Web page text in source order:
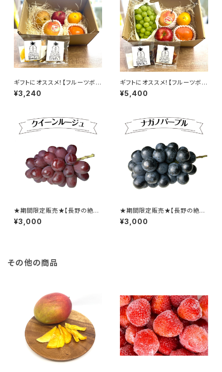
ギフトにオススメ！【フルーツボッ
クスS】フルーツギフト 1〜2名
様用【東果堂厳選！旬のフルーツ
¥3,240
ギフトにオススメ！【フルーツボッ
クスM】フルーツギフト 3〜4名
様用【東果堂厳選！旬のフルーツ
¥5,400
★期間限定販売★【長野の絶品
ぶどう】クイーンルージュ
¥3,000
★期間限定販売★【長野の絶品
ぶどう】ナガノパープル
¥3,000
その他の商品